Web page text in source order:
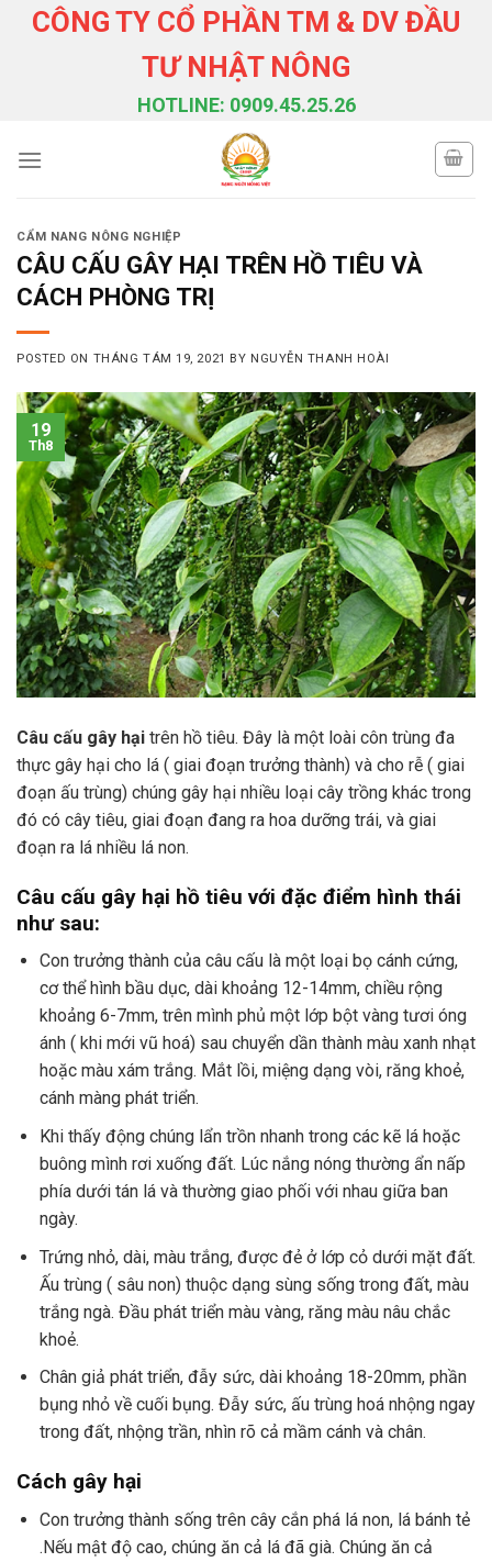
SkipCÔNG TY CỔ PHẦN TM & DV ĐẦU
TƯ NHẬT NÔNG
HOTLINE: 0909.45.25.26
CẨM NANG NÔNG NGHIỆP
CÂU CẤU GÂY HẠI TRÊN HỒ TIÊU VÀ
CÁCH PHÒNG TRỊ
POSTED ON THÁNG TÁM 19, 2021 BY NGUYỄN THANH HOÀI
19
Th8
Câu cấu gây hại trên hồ tiêu. Đây là một loài côn trùng đa
thực gây hại cho lá ( giai đoạn trưởng thành) và cho rễ ( giai
đoạn ấu trùng) chúng gây hại nhiều loại cây trồng khác trong
đó có cây tiêu, giai đoạn đang ra hoa dưỡng trái, và giai
đoạn ra lá nhiều lá non.
Câu cấu gây hại hồ tiêu với đặc điểm hình thái
như sau:
Con trưởng thành của câu cấu là một loại bọ cánh cứng,
cơ thể hình bầu dục, dài khoảng 12-14mm, chiều rộng
khoảng 6-7mm, trên mình phủ một lớp bột vàng tươi óng
ánh ( khi mới vũ hoá) sau chuyển dần thành màu xanh nhạt
hoặc màu xám trắng. Mắt lồi, miệng dạng vòi, răng khoẻ,
cánh màng phát triển.
Khi thấy động chúng lẩn trồn nhanh trong các kẽ lá hoặc
buông mình rơi xuống đất. Lúc nắng nóng thường ẩn nấp
phía dưới tán lá và thường giao phối với nhau giữa ban
ngày.
Trứng nhỏ, dài, màu trắng, được đẻ ở lớp cỏ dưới mặt đất.
Ấu trùng ( sâu non) thuộc dạng sùng sống trong đất, màu
trắng ngà. Đầu phát triển màu vàng, răng màu nâu chắc
khoẻ.
Chân giả phát triển, đẫy sức, dài khoảng 18-20mm, phần
bụng nhỏ về cuối bụng. Đẫy sức, ấu trùng hoá nhộng ngay
trong đất, nhộng trần, nhìn rõ cả mầm cánh và chân.
Cách gây hại
Con trưởng thành sống trên cây cắn phá lá non, lá bánh tẻ
.Nếu mật độ cao, chúng ăn cả lá đã già. Chúng ăn cả